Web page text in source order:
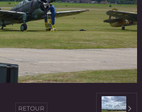
RETOUR